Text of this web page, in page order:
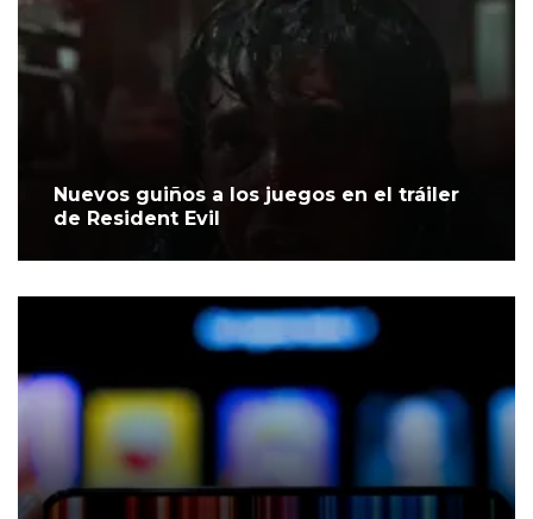
Nuevos guiños a los juegos en el tráiler
de Resident Evil